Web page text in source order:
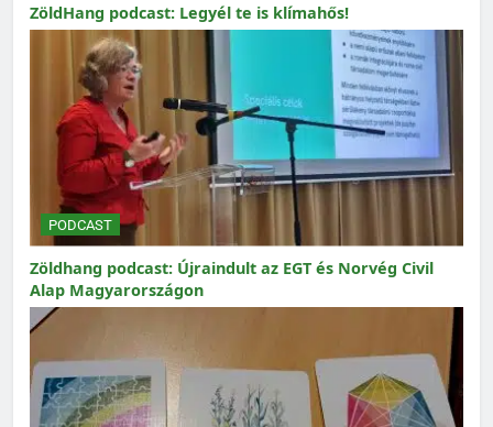
ZöldHang podcast: Legyél te is klímahős!
PODCAST
Zöldhang podcast: Újraindult az EGT és Norvég Civil
Alap Magyarországon